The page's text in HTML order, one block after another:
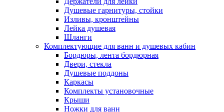
Душевые гарнитуры, стойки
Изливы, кронштейны
Лейка душевая
Шланги
Комплектующие для ванн и душевых кабин
Бордюры, лента бордюрная
Двери, стекла
Душевые поддоны
Каркасы
Комплекты установочные
Крыши
Ножки для ванн